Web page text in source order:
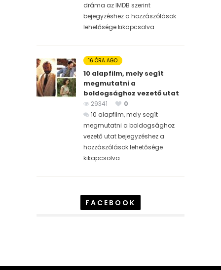
dráma az IMDB szerint
bejegyzéshez a hozzászólások
lehetősége kikapcsolva
16 ÓRA AGO
10 alapfilm, mely segít
megmutatni a
boldogsághoz vezető utat
29341
0
10 alapfilm, mely segít
megmutatni a boldogsághoz
vezető utat bejegyzéshez a
hozzászólások lehetősége
kikapcsolva
FACEBOOK